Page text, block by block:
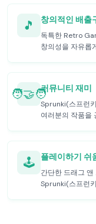
🎵 창의적인 배출
독특한 Retro
창의성을 자유롭
🧑‍🤝‍🧑커뮤니티 재미
Sprunki(스프런
여러분의 작품을
🕹️ 플레이하기 쉬
간단한 드래그
Sprunki(스프런